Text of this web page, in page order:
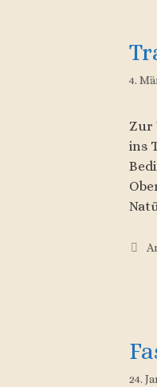
4.
Zur
ins
24.